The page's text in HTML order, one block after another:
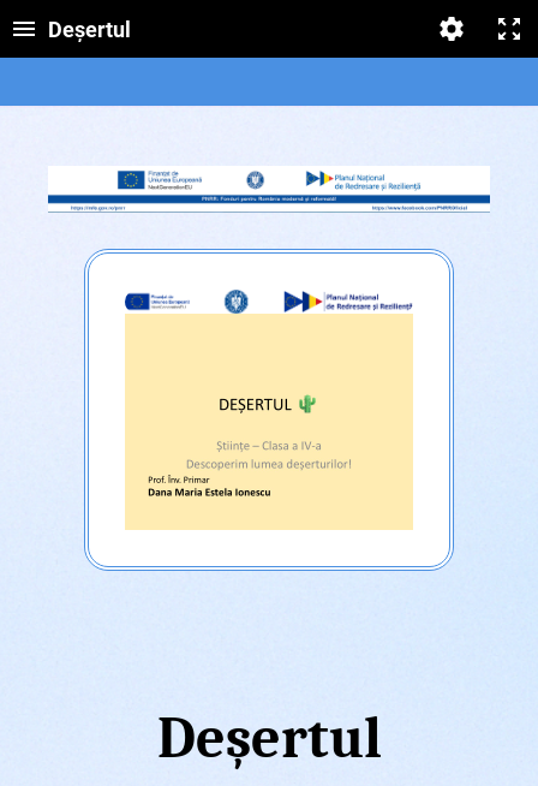
Deșertul
Deșertul